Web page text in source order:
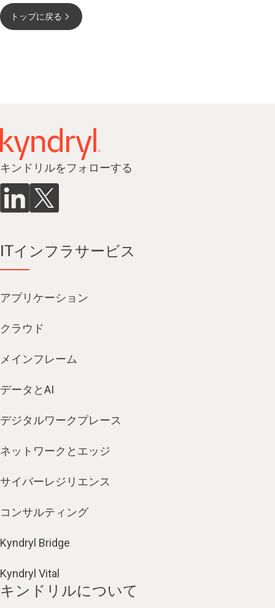
トップに戻る
キンドリルをフォローする
ITインフラサービス
アプリケーション
クラウド
メインフレーム
データとAI
デジタルワークプレース
ネットワークとエッジ
サイバーレジリエンス
コンサルティング
Kyndryl Bridge
Kyndryl Vital
キンドリルについて